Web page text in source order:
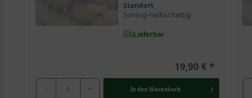
Standort
Sonnig-halbschattig
Lieferbar
19,90 €
- + In den Warenkorb